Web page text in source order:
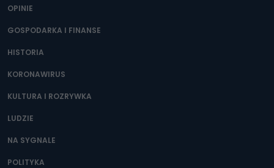
OPINIE
GOSPODARKA I FINANSE
HISTORIA
KORONAWIRUS
KULTURA I ROZRYWKA
LUDZIE
NA SYGNALE
POLITYKA